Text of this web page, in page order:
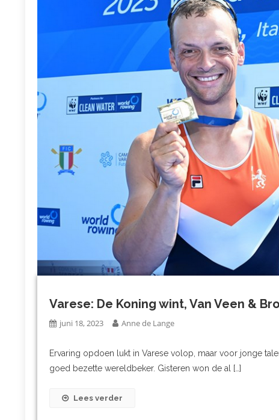
Varese: De Koning wint, Van Veen &
juni 18, 2023 Anne de Lange
Ervaring opdoen lukt in Varese volop, maar voor jonge
goed bezette wereldbeker. Gisteren won de al […]
Lees verder